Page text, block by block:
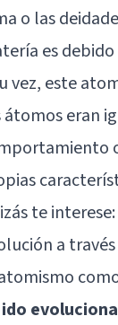
o las
es
vez, este
átomos eran
te
a